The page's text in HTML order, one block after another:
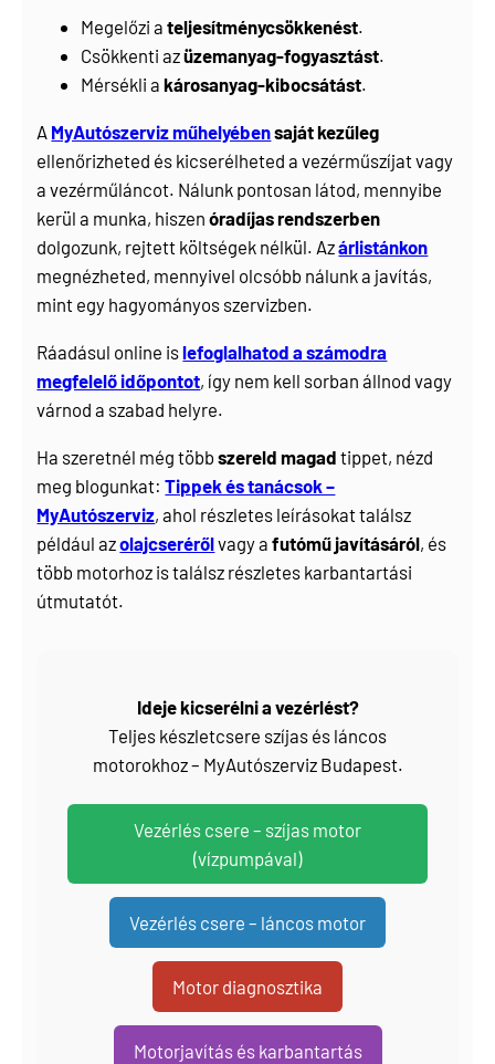
Megelőzi ateljesítménycsökkenést.
Csökkenti azüzemanyag-fogyasztást.
Mérsékli akárosanyag-kibocsátást.
A MyAutószerviz műhelyébensaját kezűleg
ellenőrizheted és kicserélheted a vezérműszíjat vagy
a vezérműláncot. Nálunk pontosan látod, mennyibe
kerül a munka, hiszenóradíjas rendszerben
dolgozunk, rejtett költségek nélkül. Azárlistánkon
megnézheted, mennyivel olcsóbb nálunk a javítás,
mint egy hagyományos szervizben.
Ráadásul online islefoglalhatod a számodra
megfelelő időpontot, így nem kell sorban állnod vagy
várnod a szabad helyre.
Ha szeretnél még többszereld magad tippet, nézd
meg blogunkat:Tippek és tanácsok –
MyAutószerviz, ahol részletes leírásokat találsz
például azolajcserérőlvagy afutómű javításáról, és
több motorhoz is találsz részletes karbantartási
útmutatót.
Ideje kicserélni a vezérlést?
Teljes készletcsere szíjas és láncos
motorokhoz – MyAutószerviz Budapest.
Vezérlés csere – szíjas motor
(vízpumpával)
Vezérlés csere – láncos motor
Motor diagnosztika
Motorjavítás és karbantartás